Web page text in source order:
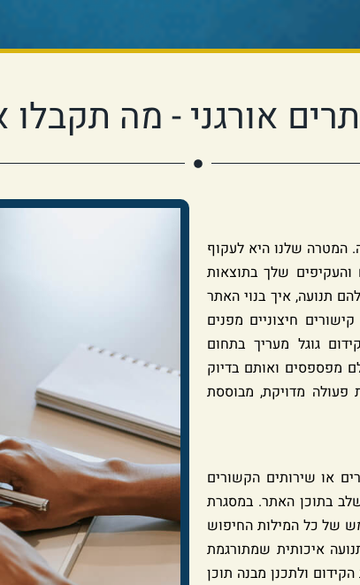
אורגני - מה תקבלו
המטרה שלנו היא לעקוף
שלך בתוצאות
תנועה, איך בנוי האתר
חיצוניים מפנים
גוגל מעריך בתחום
מפספסים ואותם בדיוק
פעולה מדויקת, מבוססת
או שירותים הקשורים
בתוכן האתר. במסגרת
של כל המילות החיפוש
איכותית שמתורגמת
ולתכנן מבנה תוכן